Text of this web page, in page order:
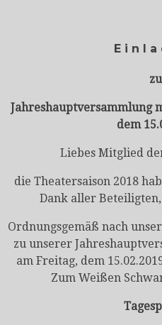
E i n l
Jahreshauptversammlung
dem
Liebes Mitglied
die Theatersaison 2018
Dank aller
Ordnungsgemäß nach
zu unserer
am Freitag, dem
Zum Weißen